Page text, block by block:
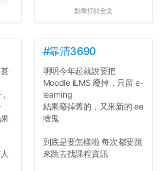
點擊打開全文
#靠清3690
明明今年起就說要把
Moodle iLMS 廢掉，只留 e-
learning
結果廢掉舊的，又來新的 ee
啥鬼
到底是要怎樣啦 每次都要跳
來跳去找課程資訊